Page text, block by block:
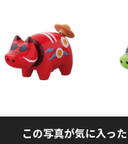
この写真が気に入っ